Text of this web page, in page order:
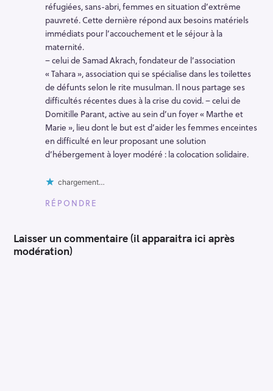
réfugiées, sans-abri, femmes en situation d’extrême
pauvreté. Cette dernière répond aux besoins matériels
immédiats pour l’accouchement et le séjour à la
maternité.
– celui de Samad Akrach, fondateur de l’association
« Tahara », association qui se spécialise dans les toilettes
de défunts selon le rite musulman. Il nous partage ses
difficultés récentes dues à la crise du covid. – celui de
Domitille Parant, active au sein d’un foyer « Marthe et
Marie », lieu dont le but est d’aider les femmes enceintes
en difficulté en leur proposant une solution
d’hébergement à loyer modéré : la colocation solidaire.
chargement…
RÉPONDRE
Laisser un commentaire (il apparaitra ici après
modération)